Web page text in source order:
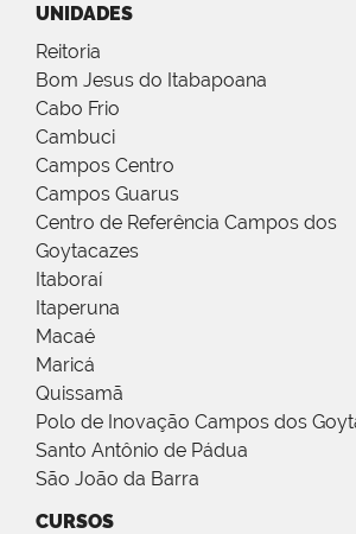
UNIDADES
Reitoria
Bom Jesus do Itabapoana
Cabo Frio
Cambuci
Campos Centro
Campos Guarus
Centro de Referência Campos dos
Goytacazes
Itaboraí
Itaperuna
Macaé
Maricá
Quissamã
Polo de Inovação Campos dos
Santo Antônio de Pádua
São João da Barra
CURSOS